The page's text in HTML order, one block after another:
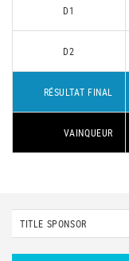
D1
D2
RÉSULTAT FINAL
VAINQUEUR
TITLE SPONSOR